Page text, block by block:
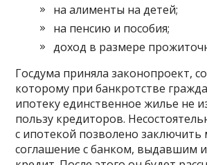
на алименты на детей;
на пенсию и пособия;
доход в размере
Госдума приняла законопроект,
которому при банкротстве
ипотеку единственное жилье не
пользу кредиторов.
с ипотекой позволено заключить
соглашение с банком, выдавшим